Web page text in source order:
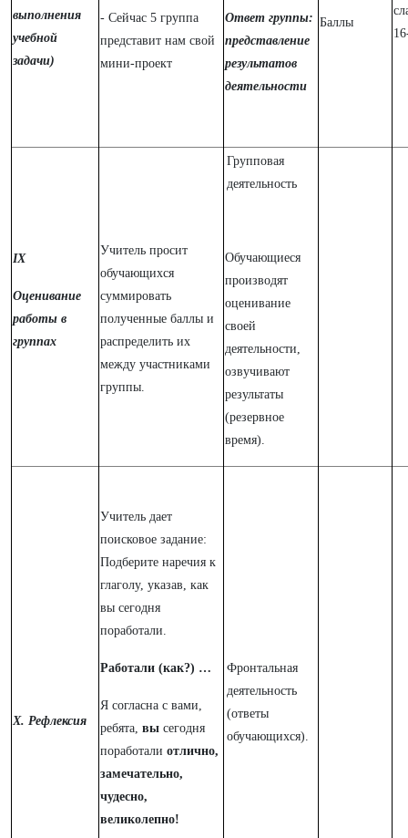
выполнения
учебной
задачи)
- Сейчас 5 группа
представит нам свой
мини-проект
Ответ группы:
представление
результатов
деятельности
Баллы
IX
Оценивание
работы в
группах
Учитель просит
обучающихся
суммировать
полученные баллы и
распределить их
между участниками
группы.
Групповая
деятельность
Обучающиеся
производят
оценивание
своей
деятельности,
озвучивают
результаты
(резервное
время).
X. Рефлексия
Учитель дает
поисковое задание:
Подберите наречия к
глаголу, указав, как
вы сегодня
поработали.
Работали (как?) …
Я согласна с вами,
ребята, вы сегодня
поработали отлично,
замечательно,
чудесно,
великолепно!
Фронтальная
деятельность
(ответы
обучающихся).